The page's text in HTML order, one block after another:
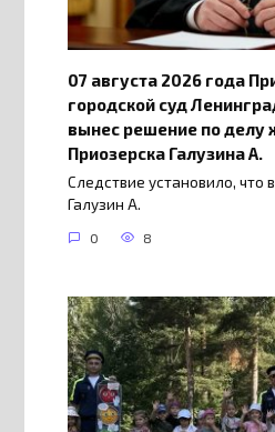
07 августа 2026 года
городской суд
вынес решение по делу
Приозерска Галузина А.
Следствие установило, что
Галузин А.
0 8